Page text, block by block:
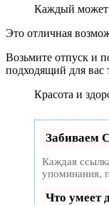
Каждый может
Это отличная
Возьмите отпуск и
подходящий для вас
Красота и
Забиваем
Каждая
упоминания,
Что умеет